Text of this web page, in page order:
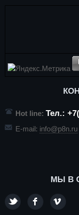
Hot line: Тел.:
E-mail: info@p8n.ru
МЫ В